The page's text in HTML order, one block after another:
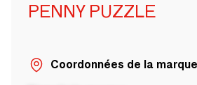
PENNY PUZZLE
Coordonnées de la